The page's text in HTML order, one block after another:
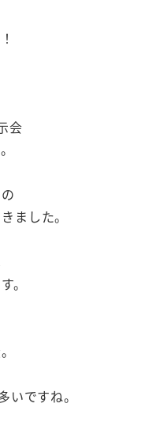
会
ました。
。
いですね。